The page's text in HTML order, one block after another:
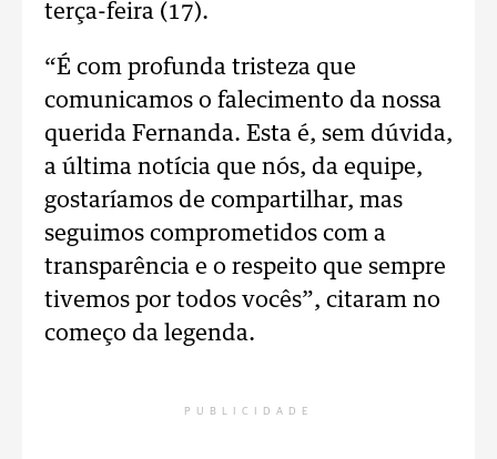
terça-feira (17).
“É com profunda tristeza que
comunicamos o falecimento da nossa
querida Fernanda. Esta é, sem dúvida,
a última notícia que nós, da equipe,
gostaríamos de compartilhar, mas
seguimos comprometidos com a
transparência e o respeito que sempre
tivemos por todos vocês”, citaram no
começo da legenda.
PUBLICIDADE